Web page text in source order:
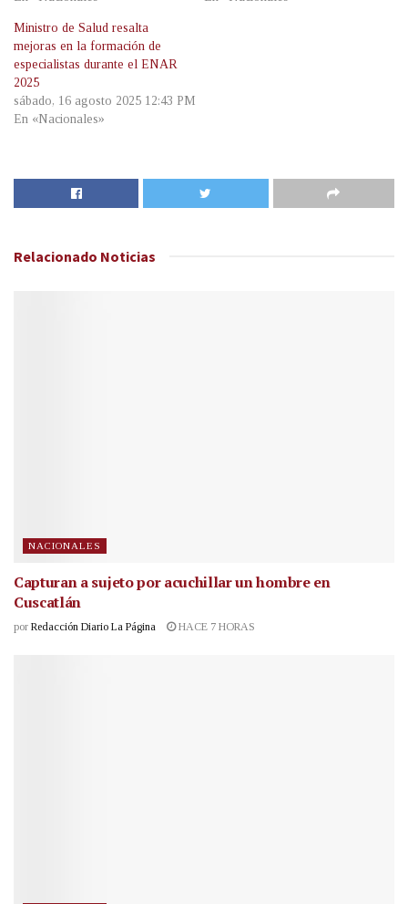
Ministro de Salud resalta
mejoras en la formación de
especialistas durante el ENAR
2025
sábado, 16 agosto 2025 12:43 PM
En «Nacionales»
Relacionado Noticias
NACIONALES
Capturan a sujeto por acuchillar un hombre en
Cuscatlán
por Redacción Diario La Página HACE 7 HORAS